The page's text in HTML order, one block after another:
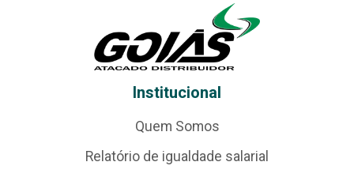
Institucional
Quem Somos
Relatório de igualdade salarial